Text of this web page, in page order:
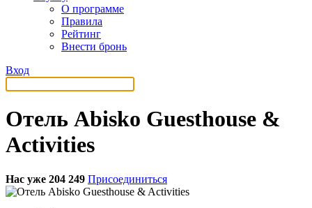
О программе
Правила
Рейтинг
Внести бронь
Вход
Отель Abisko Guesthouse &
Activities
Нас уже 204 249 Присоединиться